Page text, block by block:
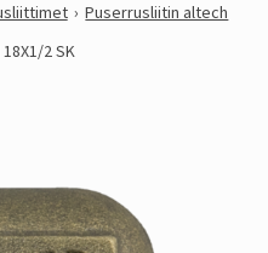
Puserrusliitin altech
18X1/2 SK